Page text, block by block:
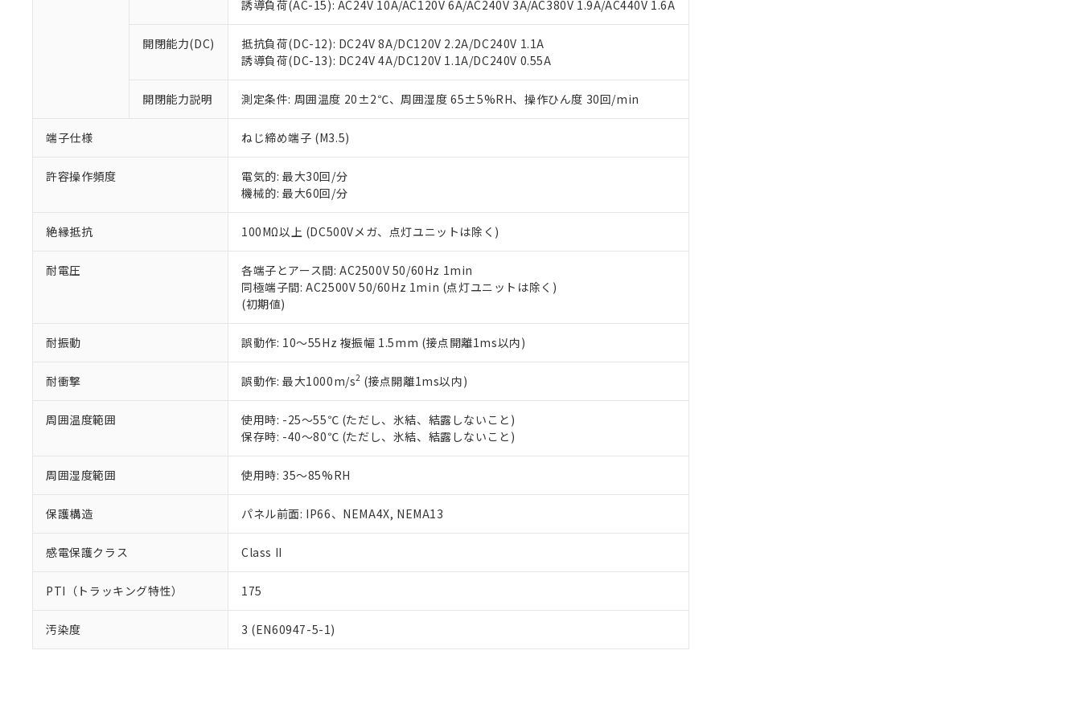
誘導負荷(AC-15): AC24V 10A/AC120V 6A/AC240V 3A/AC380V 1.9A/AC440V 1.6A
開閉能力(DC)
抵抗負荷(DC-12): DC24V 8A/DC120V 2.2A/DC240V 1.1A
誘導負荷(DC-13): DC24V 4A/DC120V 1.1A/DC240V 0.55A
開閉能力説明 測定条件: 周囲温度 20±2℃、周囲湿度 65±5%RH、操作ひん度 30回/min
端子仕様 ねじ締め端子 (M3.5)
許容操作頻度
電気的: 最大30回/分
機械的: 最大60回/分
絶縁抵抗 100MΩ以上 (DC500Vメガ、点灯ユニットは除く)
耐電圧
各端子とアース間: AC2500V 50/60Hz 1min
同極端子間: AC2500V 50/60Hz 1min (点灯ユニットは除く)
(初期値)
耐振動 誤動作: 10～55Hz 複振幅 1.5mm (接点開離1ms以内)
耐衝撃 誤動作: 最大1000m/s2 (接点開離1ms以内)
周囲温度範囲
使用時: -25～55℃ (ただし、氷結、結露しないこと)
保存時: -40～80℃ (ただし、氷結、結露しないこと)
周囲湿度範囲 使用時: 35～85%RH
保護構造 パネル前面: IP66、NEMA4X, NEMA13
感電保護クラス Class II
PTI（トラッキング特性） 175
汚染度 3 (EN60947-5-1)
が、当社の製品・サービスに関するお客様との取引・商談に必要な範囲で利用することをご了承くだ
※当社の共同利用者とは、"個人情報の共同利用に関して"
いる法人を指します。
EU RoHS指令（10物質）の非含有証明書
51物質の非含有証明書（当社基準）
※本証明書は発行日時点で非含有を証明するもので、過去に遡って非含有を証明するものではありません。
また、RoHS指令のフタル酸エステル類４物質の対応では、対応完了までの期間は出荷製品に未対応品が
混在することから備考欄に対応日を記載しておりました。
り割愛しております。
白